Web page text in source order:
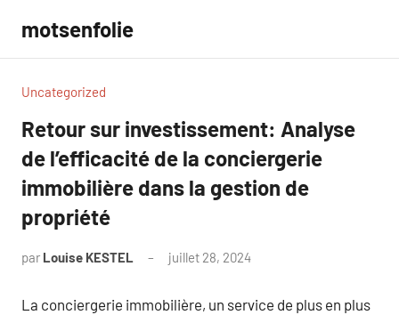
contenu
motsenfolie
Uncategorized
Retour sur investissement: Analyse
de l’efficacité de la conciergerie
immobilière dans la gestion de
propriété
par Louise KESTEL juillet 28, 2024
La conciergerie immobilière, un service de plus en plus